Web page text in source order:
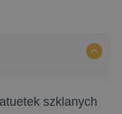
szklanych